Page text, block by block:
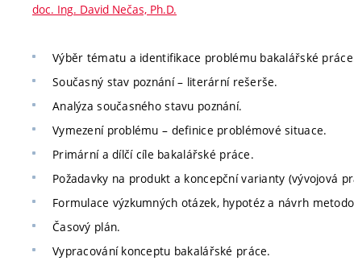
doc. Ing. David Nečas, Ph.D.
Výběr tématu a identifikace problému bakalářské
Současný stav poznání – literární rešerše.
Analýza současného stavu poznání.
Vymezení problému – definice problémové situace.
Primární a dílčí cíle bakalářské práce.
Požadavky na produkt a koncepční varianty (vývojová
Formulace výzkumných otázek, hypotéz a návrh
Časový plán.
Vypracování konceptu bakalářské práce.